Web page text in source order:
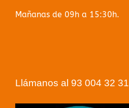
Mañanas de 09h a 15:30h.
Llámanos al 93 004 32 31